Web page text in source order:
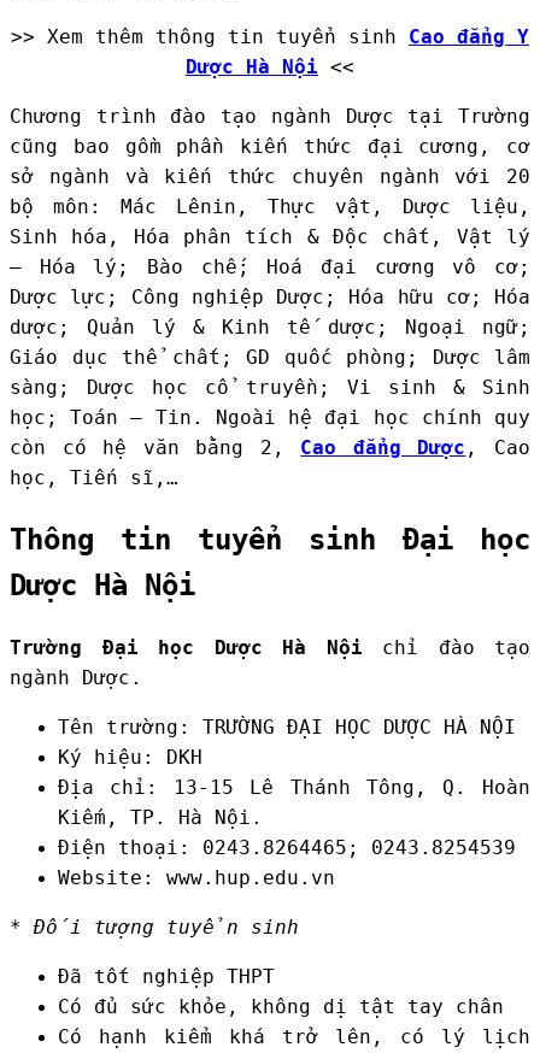
>> Xem thêm thông tin tuyển sinh Cao đẳng Y
Dược Hà Nội <<
Chương trình đào tạo ngành Dược tại Trường
cũng bao gồm phần kiến thức đại cương, cơ
sở ngành và kiến thức chuyên ngành với 20
bộ môn: Mác Lênin, Thực vật, Dược liệu,
Sinh hóa, Hóa phân tích & Độc chất, Vật lý
– Hóa lý; Bào chế; Hoá đại cương vô cơ;
Dược lực; Công nghiệp Dược; Hóa hữu cơ; Hóa
dược; Quản lý & Kinh tế dược; Ngoại ngữ;
Giáo dục thể chất; GD quốc phòng; Dược lâm
sàng; Dược học cổ truyền; Vi sinh & Sinh
học; Toán – Tin. Ngoài hệ đại học chính quy
còn có hệ văn bằng 2, Cao đẳng Dược , Cao
học, Tiến sĩ,…
Thông tin tuyển sinh Đại học
Dược Hà Nội
Trường Đại học Dược Hà Nộichỉ đào tạo
ngành Dược.
Tên trường: TRƯỜNG ĐẠI HỌC DƯỢC HÀ NỘI
Ký hiệu: DKH
Địa chỉ: 13-15 Lê Thánh Tông, Q. Hoàn
Kiếm, TP. Hà Nội.
Điện thoại: 0243.8264465; 0243.8254539
Website: www.hup.edu.vn
* Đối tượng tuyển sinh
Đã tốt nghiệp THPT
Có đủ sức khỏe, không dị tật tay chân
Có hạnh kiểm khá trở lên, có lý lịch